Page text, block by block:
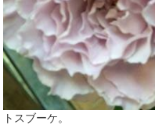
トスブーケ。